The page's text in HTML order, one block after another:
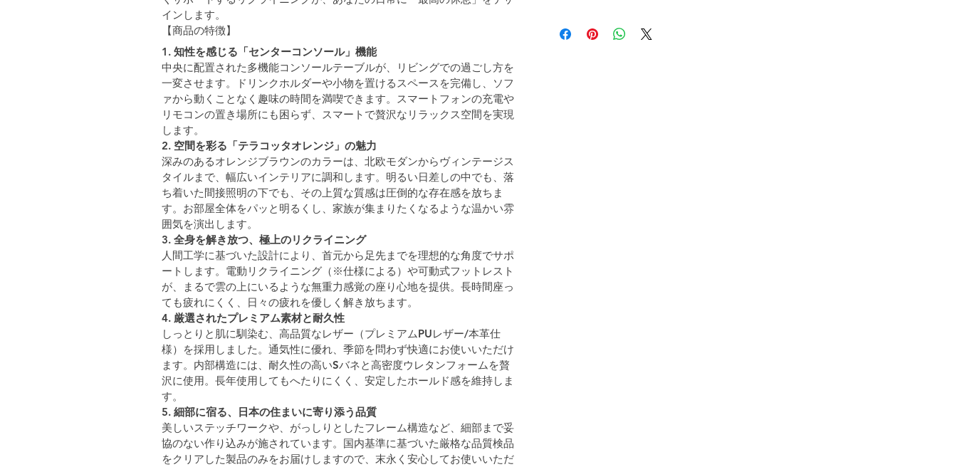
インします。
【商品の特徴】
1. 知性を感じる「センターコンソール」機能
中央に配置された多機能コンソールテーブルが、リビングでの過ごし方を
一変させます。ドリンクホルダーや小物を置けるスペースを完備し、ソフ
ァから動くことなく趣味の時間を満喫できます。スマートフォンの充電や
リモコンの置き場所にも困らず、スマートで贅沢なリラックス空間を実現
します。
2. 空間を彩る「テラコッタオレンジ」の魅力
深みのあるオレンジブラウンのカラーは、北欧モダンからヴィンテージス
タイルまで、幅広いインテリアに調和します。明るい日差しの中でも、落
ち着いた間接照明の下でも、その上質な質感は圧倒的な存在感を放ちま
す。お部屋全体をパッと明るくし、家族が集まりたくなるような温かい雰
囲気を演出します。
3. 全身を解き放つ、極上のリクライニング
人間工学に基づいた設計により、首元から足先までを理想的な角度でサポ
ートします。電動リクライニング（※仕様による）や可動式フットレスト
が、まるで雲の上にいるような無重力感覚の座り心地を提供。長時間座っ
ても疲れにくく、日々の疲れを優しく解き放ちます。
4. 厳選されたプレミアム素材と耐久性
しっとりと肌に馴染む、高品質なレザー（プレミアムPUレザー/本革仕
様）を採用しました。通気性に優れ、季節を問わず快適にお使いいただけ
ます。内部構造には、耐久性の高いSバネと高密度ウレタンフォームを贅
沢に使用。長年使用してもへたりにくく、安定したホールド感を維持しま
す。
5. 細部に宿る、日本の住まいに寄り添う品質
美しいステッチワークや、がっしりとしたフレーム構造など、細部まで妥
協のない作り込みが施されています。国内基準に基づいた厳格な品質検品
をクリアした製品のみをお届けしますので、末永く安心してお使いいただ